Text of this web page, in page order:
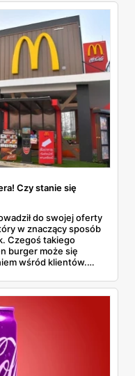
Czy stanie się
do swojej oferty
w znaczący sposób
Czegoś takiego
burger może się
wśród klientów.